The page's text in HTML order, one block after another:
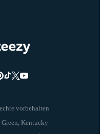
vorbehalten